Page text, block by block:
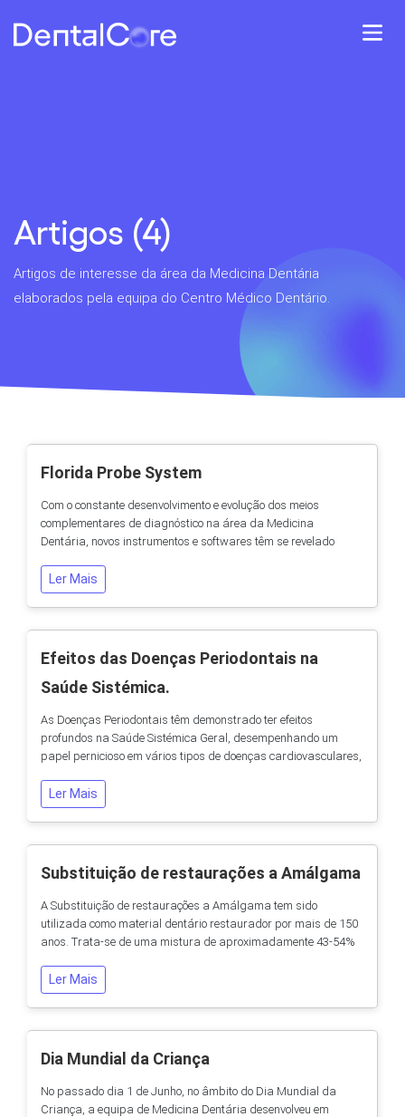
Artigos (4)
Artigos de interesse da área da Medicina Dentária
elaborados pela equipa do Centro Médico Dentário.
Florida Probe System
Com o constante desenvolvimento e evolução dos meios
complementares de diagnóstico na área da Medicina
Dentária, novos instrumentos e softwares têm se revelado
fiabilidade no diagnóstico das doenças da cavidade oral. A
florida Probe System é a última tecnologia no diagnóstico e
Ler Mais
Efeitos das Doenças Periodontais na
Saúde Sistémica.
As Doenças Periodontais têm demonstrado ter efeitos
profundos na Saúde Sistémica Geral, desempenhando um
papel pernicioso em vários tipos de doenças cardiovasculares,
da Consulta de Manutenção VS Doença Periodontal. Dividem-
se em dois grandes grupos – o das Gengivites e o das
Ler Mais
Substituição de restaurações a Amálgama
A Substituição de restaurações a Amálgama tem sido
utilizada como material dentário restaurador por mais de 150
anos. Trata-se de uma mistura de aproximadamente 43-54%
cobre e estanho. Apesar da amálgama ser um material forte e
durável, continua a apresentar uma grande controvérsia sobre
Ler Mais
Dia Mundial da Criança
No passado dia 1 de Junho, no âmbito do Dia Mundial da
Criança, a equipa de Medicina Dentária desenvolveu em